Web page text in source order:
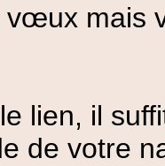
vœux mais
lien, il
de votre